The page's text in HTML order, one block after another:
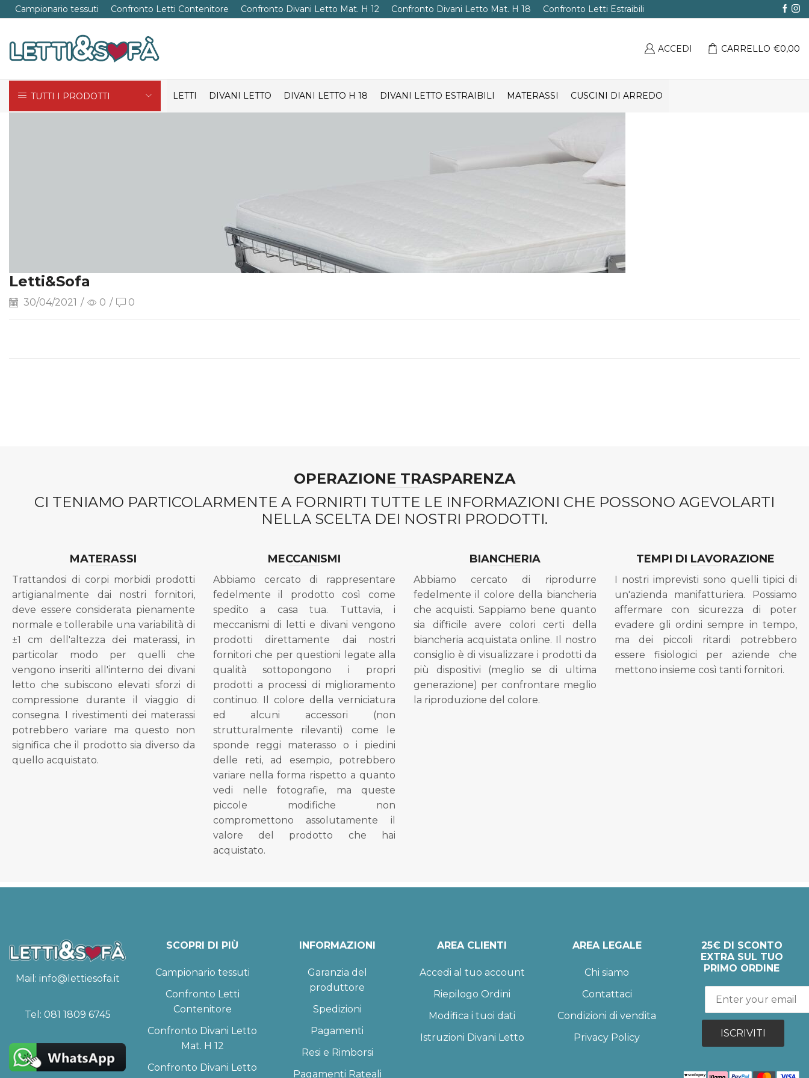
Campionario tessuti Confronto Letti Contenitore Confronto Divani Letto Mat. H 12 Confronto Divani Letto Mat. H 18 Confronto Letti Estraibili
ACCEDI CARRELLO €0,00
TUTTI I PRODOTTI LETTI DIVANI LETTO DIVANI LETTO H 18 DIVANI LETTO ESTRAIBILI MATERASSI CUSCINI DI ARREDO
Letti&Sofa
30/04/2021 / 0 / 0
OPERAZIONE TRASPARENZA
CI TENIAMO PARTICOLARMENTE A FORNIRTI TUTTE LE INFORMAZIONI CHE POSSONO AGEVOLARTI
NELLA SCELTA DEI NOSTRI PRODOTTI.
MATERASSI
Trattandosi di corpi morbidi prodotti
artigianalmente dai nostri fornitori,
deve essere considerata pienamente
normale e tollerabile una variabilità di
±1 cm dell'altezza dei materassi, in
particolar modo per quelli che
vengono inseriti all'interno dei divani
letto che subiscono elevati sforzi di
compressione durante il viaggio di
consegna. I rivestimenti dei materassi
potrebbero variare ma questo non
significa che il prodotto sia diverso da
quello acquistato.
MECCANISMI
Abbiamo cercato di rappresentare
fedelmente il prodotto così come
spedito a casa tua. Tuttavia, i
meccanismi di letti e divani vengono
prodotti direttamente dai nostri
fornitori che per questioni legate alla
qualità sottopongono i propri
prodotti a processi di miglioramento
continuo. Il colore della verniciatura
ed alcuni accessori (non
strutturalmente rilevanti) come le
sponde reggi materasso o i piedini
delle reti, ad esempio, potrebbero
variare nella forma rispetto a quanto
vedi nelle fotografie, ma queste
piccole modifiche non
compromettono assolutamente il
valore del prodotto che hai
acquistato.
BIANCHERIA
Abbiamo cercato di riprodurre
fedelmente il colore della biancheria
che acquisti. Sappiamo bene quanto
sia difficile avere colori certi della
biancheria acquistata online. Il nostro
consiglio è di visualizzare i prodotti da
più dispositivi (meglio se di ultima
generazione) per confrontare meglio
la riproduzione del colore.
TEMPI DI LAVORAZIONE
I nostri imprevisti sono quelli tipici di
un'azienda manifatturiera. Possiamo
affermare con sicurezza di poter
evadere gli ordini sempre in tempo,
ma dei piccoli ritardi potrebbero
essere fisiologici per aziende che
mettono insieme così tanti fornitori.
Mail: info@lettiesofa.it
Tel: 081 1809 6745
SCOPRI DI PIÙ
Campionario tessuti
Confronto Letti
Contenitore
Confronto Divani Letto
Mat. H 12
Confronto Divani Letto
INFORMAZIONI
Garanzia del
produttore
Spedizioni
Pagamenti
Resi e Rimborsi
Pagamenti Rateali
AREA CLIENTI
Accedi al tuo account
Riepilogo Ordini
Modifica i tuoi dati
Istruzioni Divani Letto
AREA LEGALE
Chi siamo
Contattaci
Condizioni di vendita
Privacy Policy
25€ DI SCONTO
EXTRA SUL TUO
PRIMO ORDINE
ISCRIVITI